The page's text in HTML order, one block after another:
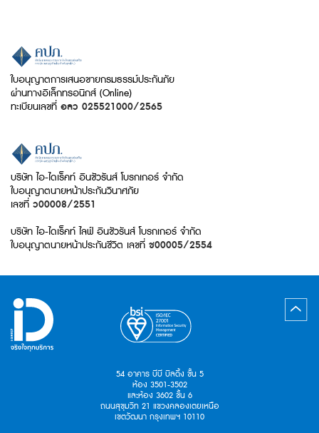
ใบอนุญาตการเสนอขายกรมธรรม์ประกันภัย
ผ่านทางอิเล็กทรอนิกส์ (Online)
ทะเบียนเลขที่ อลว 025521000/2565
บริษัท ไอ-ไดเร็คท์ อินชัวรันส์ โบรกเกอร์ จำกัด
ใบอนุญาตนายหน้าประกันวินาศภัย
เลขที่ ว00008/2551
บริษัท ไอ-ไดเร็คท์ ไลฟ์ อินชัวรันส์ โบรกเกอร์ จำกัด
ใบอนุญาตนายหน้าประกันชีวิต เลขที่ ช00005/2554
54 อาคาร บีบี บิลดิ้ง ชั้น 5
ห้อง 3501-3502
และห้อง 3602 ชั้น 6
ถนนสุขุมวิท 21 แขวงคลองเตยเหนือ
เขตวัฒนา กรุงเทพฯ 10110